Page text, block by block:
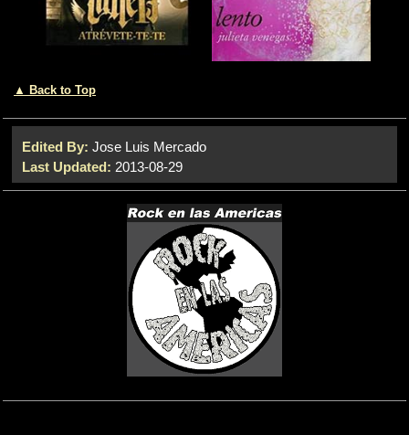
▲ Back to Top
Edited By: Jose Luis Mercado
Last Updated: 2013-08-29